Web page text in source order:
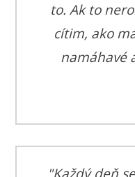
to. Ak to
cítim, ako
namáhavé
"Každý deň